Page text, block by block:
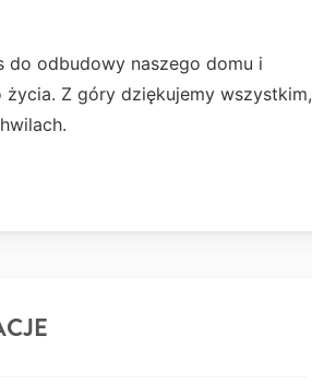
do odbudowy naszego domu i
Z góry dziękujemy wszystkim,